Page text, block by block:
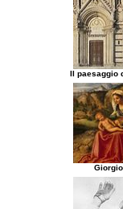
Il paesaggio